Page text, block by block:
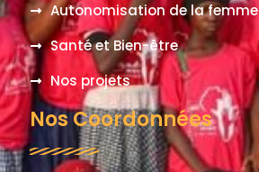
Autonomisation de la femme
Santé et Bien-être
Nos projets
Nos Coordonnées